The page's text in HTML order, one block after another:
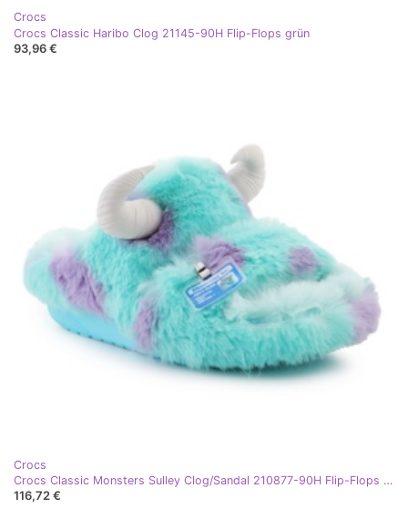
Crocs
Crocs Classic Haribo Clog 21145-90H Flip-Flops grün
93,96 €
Crocs
Crocs Classic Monsters Sulley Clog/Sandal 210877-90H Flip-Flops mehrfarbig
116,72 €